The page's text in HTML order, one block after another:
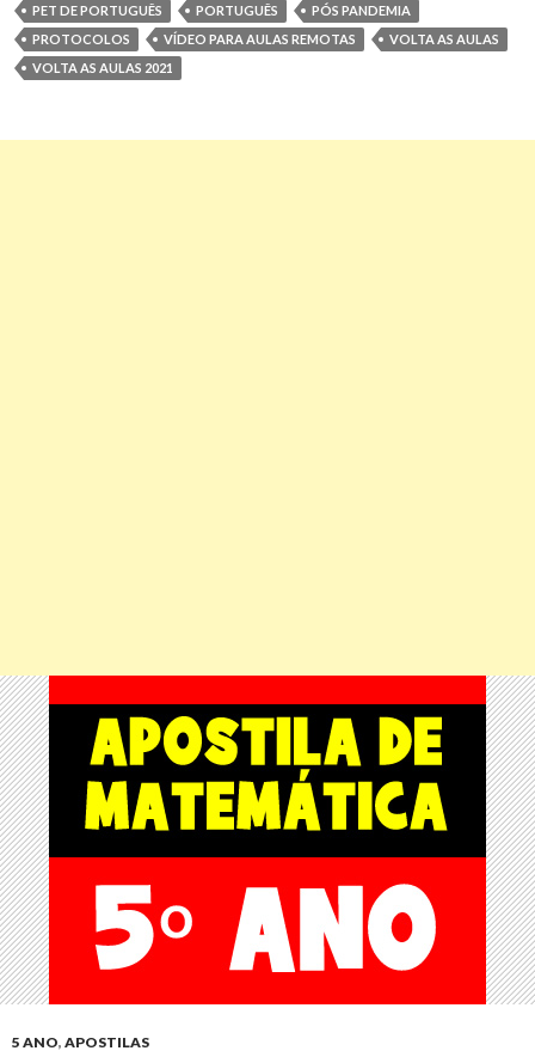
PET DE PORTUGUÊS
PORTUGUÊS
PÓS PANDEMIA
PROTOCOLOS
VÍDEO PARA AULAS REMOTAS
VOLTA AS AULAS
VOLTA AS AULAS 2021
5 ANO, APOSTILAS